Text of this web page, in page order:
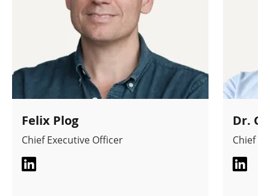
Felix Plog
Chief Executive Officer
Dr.
Chief